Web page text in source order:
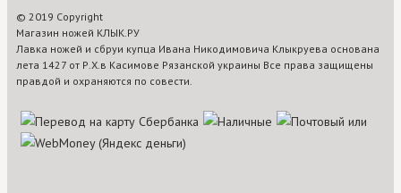
© 2019 Copyright
Магазин ножей КЛЫК.РУ
Лавка ножей и сбруи купца Ивана Никодимовича Клыкруева основана
лета 1427 от Р.Х.в Касимове Рязанской украины Все права защищены
правдой и охраняются по совести.